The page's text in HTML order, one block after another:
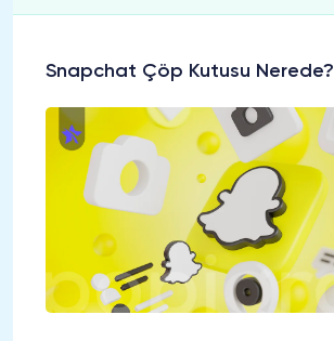
Snapchat Çöp Kutusu Nerede?